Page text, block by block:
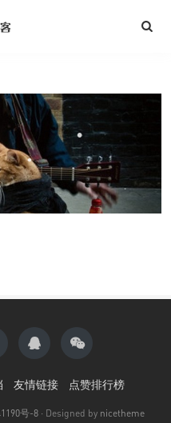
友情链接 点赞排行榜
号-8 · Designed by nicetheme
•
•
•